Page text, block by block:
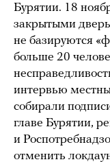
Бурятии. 18
закрытыми
не базируются
больше 20
интервью
собирали
главе Бурятии,
и
отменить